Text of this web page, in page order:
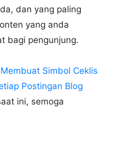
dan yang paling
yang anda
bagi pengunjung.
Simbol Ceklis
Postingan Blog
ini, semoga